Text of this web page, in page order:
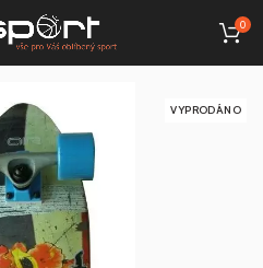
0
VYPRODÁNO